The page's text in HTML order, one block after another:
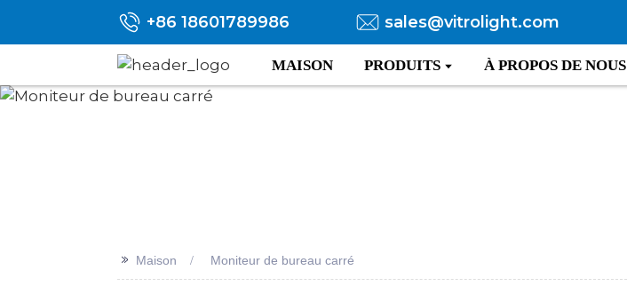
+86 18601789986 sales@vitrolight.com
MAISON PRODUITS À PROPOS DE NOUS
>> Maison Moniteur de bureau carré